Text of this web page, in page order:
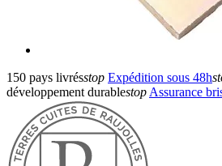
150 pays livrésstop Expédition sous 48h
développement durablestop Assurance